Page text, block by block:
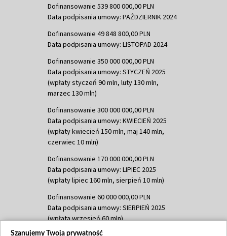
Dofinansowanie 539 800 000,00 PLN
Data podpisania umowy: PAŹDZIERNIK 2024
Dofinansowanie 49 848 800,00 PLN
Data podpisania umowy: LISTOPAD 2024
Dofinansowanie 350 000 000,00 PLN
Data podpisania umowy: STYCZEŃ 2025
(wpłaty styczeń 90 mln, luty 130 mln,
marzec 130 mln)
Dofinansowanie 300 000 000,00 PLN
Data podpisania umowy: KWIECIEŃ 2025
(wpłaty kwiecień 150 mln, maj 140 mln,
czerwiec 10 mln)
Dofinansowanie 170 000 000,00 PLN
Data podpisania umowy: LIPIEC 2025
(wpłaty lipiec 160 mln, sierpień 10 mln)
Dofinansowanie 60 000 000,00 PLN
Data podpisania umowy: SIERPIEŃ 2025
(wpłata wrzesień 60 mln)
Szanujemy Twoją prywatność